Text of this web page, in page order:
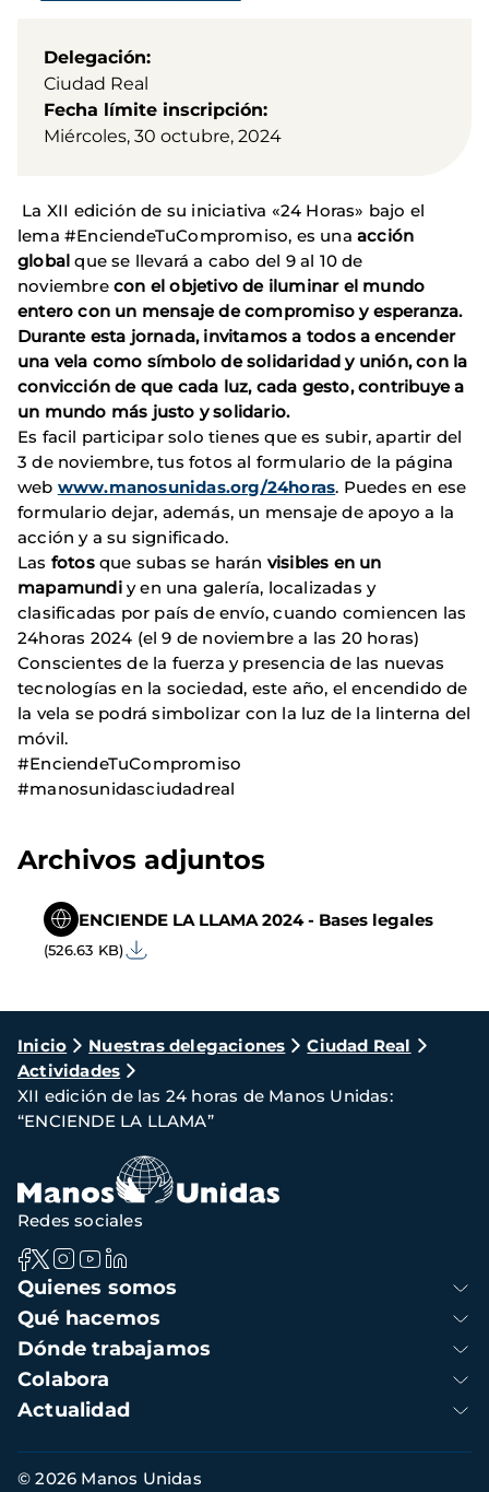
Delegación
Ciudad Real
Fecha límite inscripción
Miércoles, 30 octubre, 2024
La XII edición de su iniciativa «24 Horas» bajo el
lema #EnciendeTuCompromiso, es unaacción
global que se llevará a cabo del 9 al 10 de
noviembre con el objetivo de iluminar el mundo
entero con un mensaje de compromiso y esperanza.
Durante esta jornada, invitamos a todos a encender
una vela como símbolo de solidaridad y unión, con la
convicción de que cada luz, cada gesto, contribuye a
un mundo más justo y solidario.
Es facil participar solo tienes que es subir, apartir del
3 de noviembre, tus fotos al formulario de la página
web www.manosunidas.org/24horas. Puedes en ese
formulario dejar, además, un mensaje de apoyo a la
acción y a su significado.
Las fotosque subas se harán visibles en un
mapamundi y en una galería, localizadas y
clasificadas por país de envío, cuando comiencen las
24horas 2024 (el 9 de noviembre a las 20 horas)
Conscientes de la fuerza y presencia de las nuevas
tecnologías en la sociedad, este año, el encendido de
la vela se podrá simbolizar con la luz de la linterna del
móvil.
#EnciendeTuCompromiso
#manosunidasciudadreal
Archivos adjuntos
ENCIENDE LA LLAMA 2024 - Bases legales
(526.63 KB)
Ruta
de
navegación
Inicio Nuestras delegaciones
Ciudad Real
Actividades
XII edición de las 24 horas de Manos Unidas:
“ENCIENDE LA LLAMA”
Navegación
principal
Quienes somos
Qué hacemos
Dónde trabajamos
Colabora
Actualidad
Redes sociales
Información
© 2026 Manos Unidas